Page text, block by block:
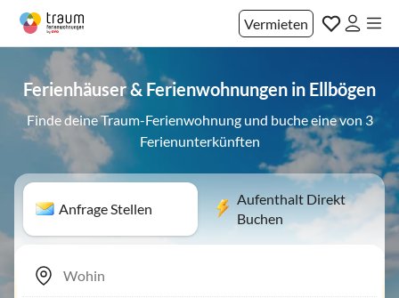
Vermieten
Ferienhäuser & Ferienwohnungen in Ellbögen
Finde deine Traum-Ferienwohnung und buche eine von 3
Ferienunterkünften
Anfrage Stellen
Aufenthalt Direkt
Buchen